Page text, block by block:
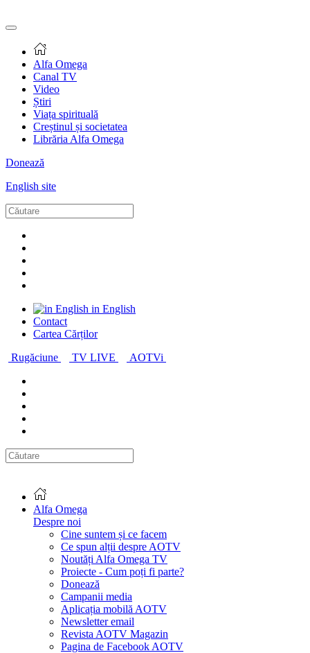
Alfa Omega
Canal TV
Video
Știri
Viața spirituală
Creștinul și societatea
Librăria Alfa Omega
Donează
English site
in English
Contact
Cartea Cărților
Rugăciune
TV LIVE AOTVi
Alfa Omega
Despre noi
Cine suntem și ce facem
Ce spun alții despre AOTV
Noutăți Alfa Omega TV
Proiecte - Cum poți fi parte?
Donează
Campanii media
Aplicația mobilă AOTV
Newsletter email
Revista AOTV Magazin
Pagina de Facebook AOTV